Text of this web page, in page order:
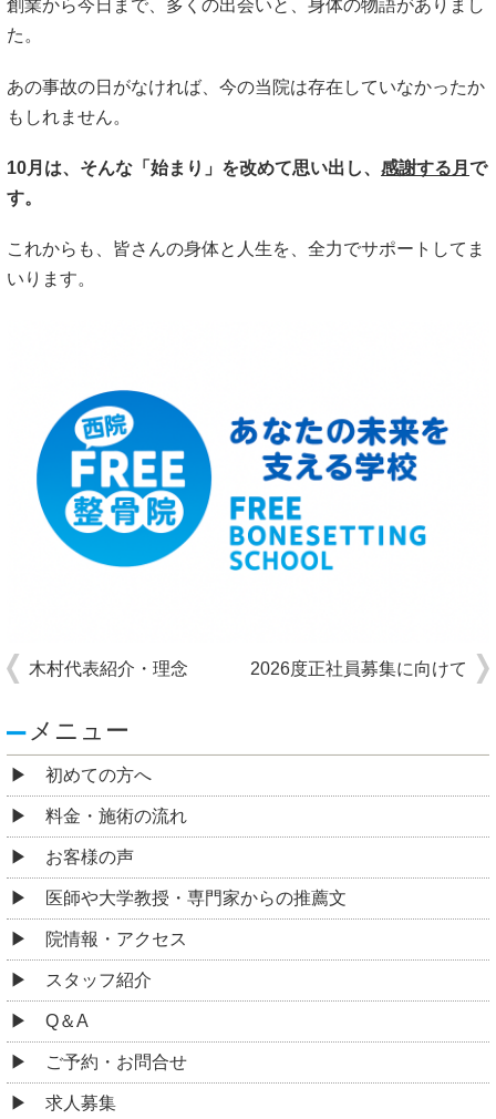
創業から今日まで、多くの出会いと、身体の物語がありまし
た。
あの事故の日がなければ、今の当院は存在していなかったか
もしれません。
10月は、そんな「始まり」を改めて思い出し、 感謝する月 で
す。
これからも、皆さんの身体と人生を、全力でサポートしてま
いります。
木村代表紹介・理念 2026度正社員募集に向けて
メニュー
初めての方へ
料金・施術の流れ
お客様の声
医師や大学教授・専門家からの推薦文
院情報・アクセス
スタッフ紹介
Q＆A
ご予約・お問合せ
求人募集